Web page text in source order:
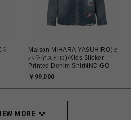
Maison MIHARA YASUHIRO(ミ
ハラヤスヒロ)/Kids Sticker
Printed Denim Shirt/INDIGO
￥99,000
MORE